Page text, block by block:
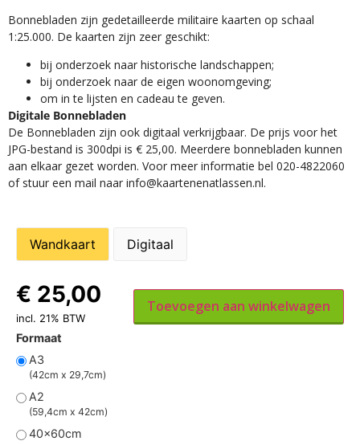
Bonnebladen zijn gedetailleerde militaire kaarten op schaal
1:25.000. De kaarten zijn zeer geschikt:​
​bij onderzoek naar historische landschappen;
bij onderzoek naar de eigen woonomgeving;
om in te lijsten en cadeau te geven.
Digitale Bonnebladen
De Bonnebladen zijn ook digitaal verkrijgbaar. De prijs voor het
JPG-bestand is 300dpi is € 25,00. Meerdere bonnebladen kunnen
aan elkaar gezet worden. Voor meer informatie bel 020-4822060
of stuur een mail naar info@kaartenenatlassen.nl.
Wandkaart Digitaal
Formaat
A3
(42cm x 29,7cm)
A2
(59,4cm x 42cm)
40x60cm
€ 25,00
incl. 21% BTW
Toevoegen aan winkelwagen